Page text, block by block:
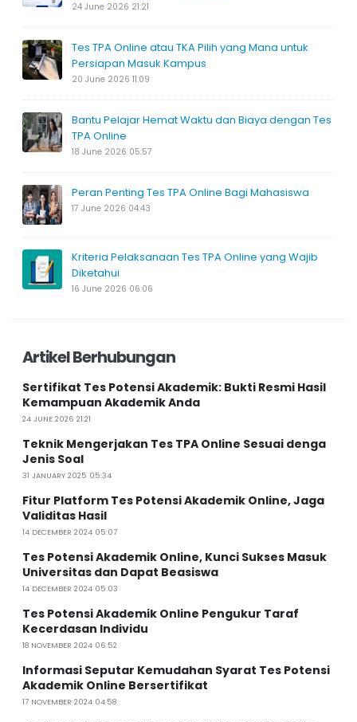
24 June 2026 21:21
Tes TPA Online atau TKA Pilih yang Mana untuk
Persiapan Masuk Kampus
20 June 2026 11:09
Bantu Pelajar Hemat Waktu dan Biaya dengan Tes
TPA Online
18 June 2026 05:57
Peran Penting Tes TPA Online Bagi Mahasiswa
17 June 2026 04:43
Kriteria Pelaksanaan Tes TPA Online yang Wajib
Diketahui
16 June 2026 06:06
Artikel Berhubungan
Sertifikat Tes Potensi Akademik: Bukti Resmi Hasil
Kemampuan Akademik Anda
24 JUNE 2026 21:21
Teknik Mengerjakan Tes TPA Online Sesuai denga
Jenis Soal
31 JANUARY 2025 05:34
Fitur Platform Tes Potensi Akademik Online, Jaga
Validitas Hasil
14 DECEMBER 2024 05:07
Tes Potensi Akademik Online, Kunci Sukses Masuk
Universitas dan Dapat Beasiswa
14 DECEMBER 2024 05:03
Tes Potensi Akademik Online Pengukur Taraf
Kecerdasan Individu
18 NOVEMBER 2024 06:52
Informasi Seputar Kemudahan Syarat Tes Potensi
Akademik Online Bersertifikat
17 NOVEMBER 2024 04:58